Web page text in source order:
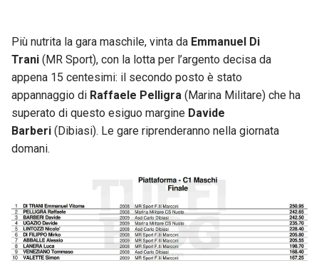
Più nutrita la gara maschile, vinta da Emmanuel Di
Trani (MR Sport), con la lotta per l’argento decisa da
appena 15 centesimi: il secondo posto è stato
appannaggio di Raffaele Pelligra (Marina Militare) che ha
superato di questo esiguo margine Davide
Barberi (Dibiasi). Le gare riprenderanno nella giornata
domani.